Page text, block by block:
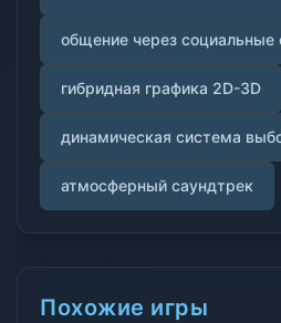
общение через социальные
гибридная графика 2D-3D
динамическая система
атмосферный саундтрек
Похожие игры